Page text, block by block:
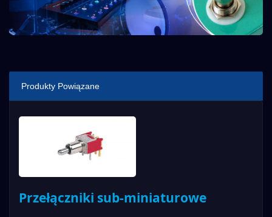
Produkty Powiązane
Przełączniki sub-miniaturowe